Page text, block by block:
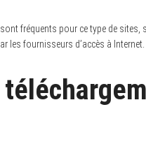
sont fréquents pour ce type de
les fournisseurs d’accès à Internet.